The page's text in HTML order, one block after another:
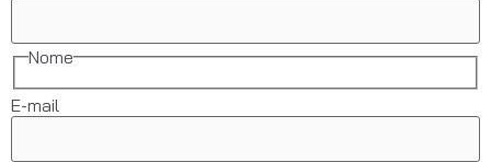
Nome
E-mail